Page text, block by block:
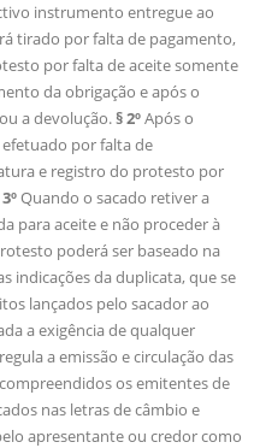
instrumento entregue ao
tirado por falta de pagamento,
por falta de aceite somente
da obrigação e após o
a devolução.§ 2ºApós o
por falta de
e registro do protesto por
Quando o sacado retiver a
para aceite e não proceder à
poderá ser baseado na
indicações da duplicata, que se
lançados pelo sacador ao
a exigência de qualquer
a emissão e circulação das
os emitentes de
nas letras de câmbio e
apresentante ou credor como